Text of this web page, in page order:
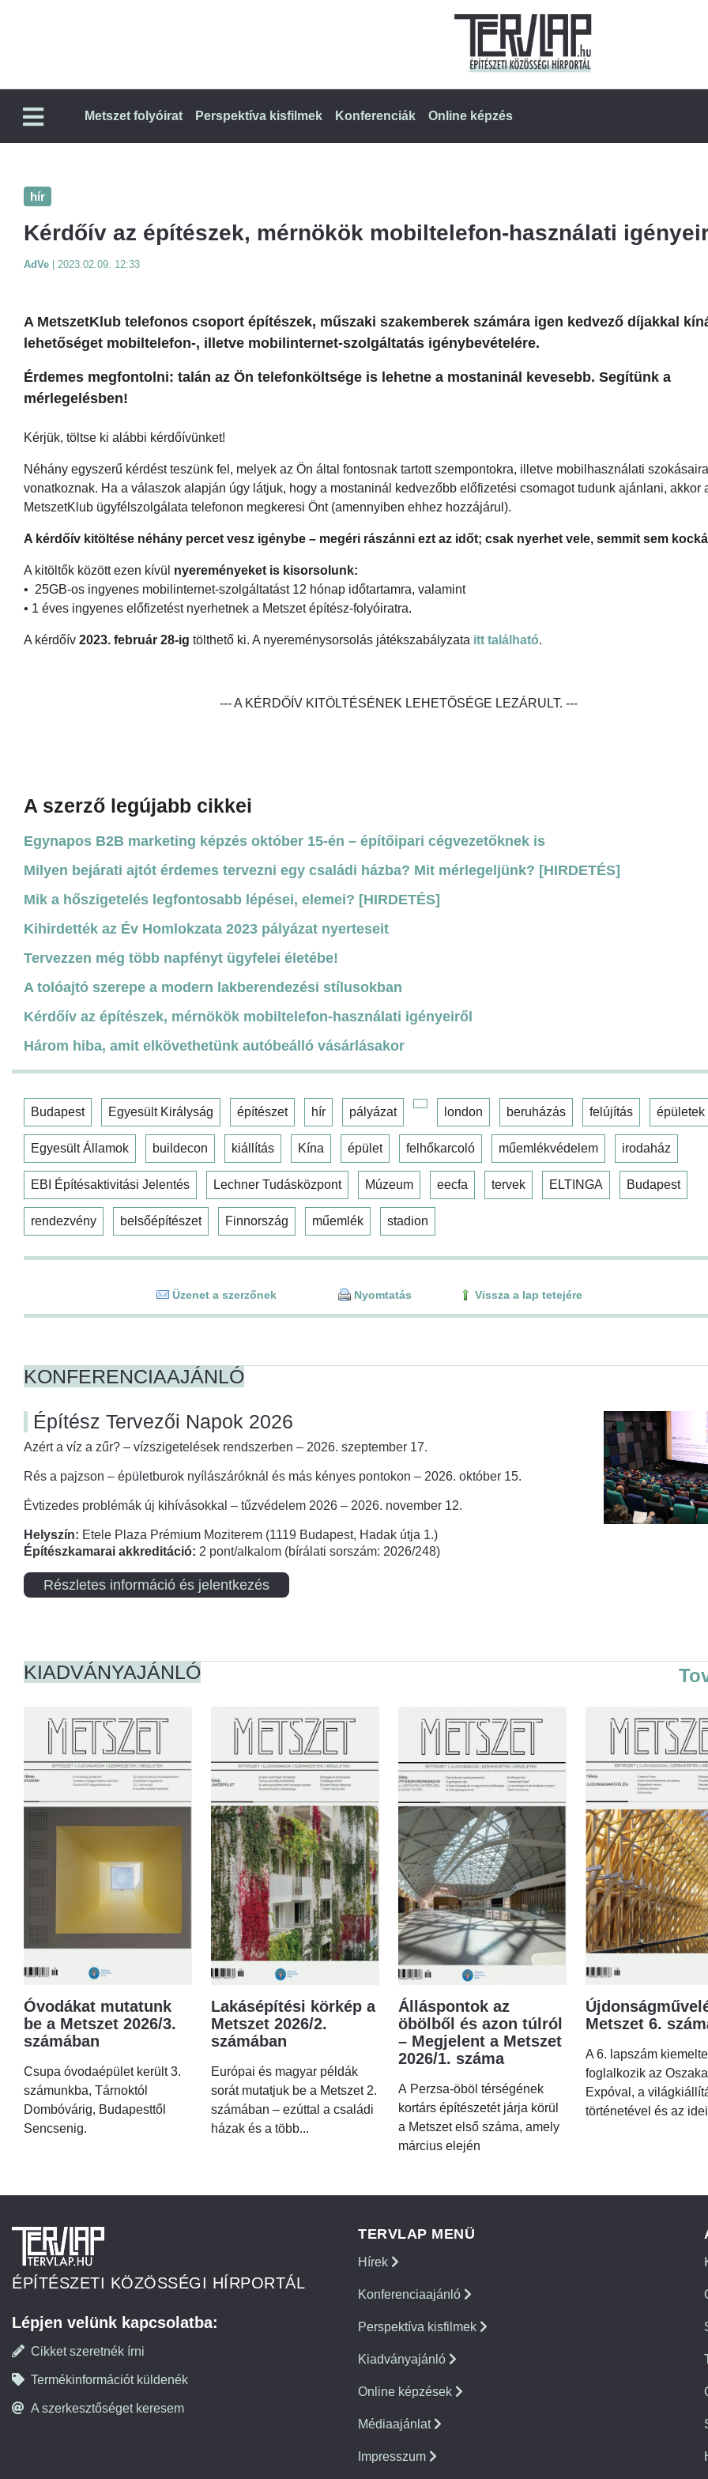
Metszet folyóirat Perspektíva kisfilmek Konferenciák Online képzés
hír
Kérdőív az építészek, mérnökök mobiltelefon-használati
AdVe 2023.02.09. 12:33
A MetszetKlub telefonos csoport építészek, műszaki szakemberek számára igen kedvező díjakkal
lehetőséget mobiltelefon-, illetve mobilinternet-szolgáltatás igénybevételére.
Érdemes megfontolni: talán az Ön telefonköltsége is lehetne a mostaninál kevesebb. Segítünk a
mérlegelésben!
Kérjük, töltse ki alábbi kérdőívünket!
Néhány egyszerű kérdést teszünk fel, melyek az Ön által fontosnak tartott szempontokra, illetve mobilhasználati szokásaira
vonatkoznak. Ha a válaszok alapján úgy látjuk, hogy a mostaninál kedvezőbb előfizetési csomagot tudunk ajánlani, akkor
MetszetKlub ügyfélszolgálata telefonon megkeresi Önt (amennyiben ehhez hozzájárul).
A kérdőív kitöltése néhány percet vesz igénybe – megéri rászánni ezt az időt; csak nyerhet vele, semmit sem
A kitöltők között ezen kívül nyereményeket is kisorsolunk:
• 25GB-os ingyenes mobilinternet-szolgáltatást 12 hónap időtartamra, valamint
• 1 éves ingyenes előfizetést nyerhetnek a Metszet építész-folyóiratra.
A kérdőív 2023. február 28-ig tölthető ki. A nyereménysorsolás játékszabályzata itt található.
--- A KÉRDŐÍV KITÖLTÉSÉNEK LEHETŐSÉGE LEZÁRULT. ---
A szerző legújabb cikkei
Egynapos B2B marketing képzés október 15-én – építőipari cégvezetőknek is
Milyen bejárati ajtót érdemes tervezni egy családi házba? Mit mérlegeljünk? [HIRDETÉS]
Mik a hőszigetelés legfontosabb lépései, elemei? [HIRDETÉS]
Kihirdették az Év Homlokzata 2023 pályázat nyerteseit
Tervezzen még több napfényt ügyfelei életébe!
A tolóajtó szerepe a modern lakberendezési stílusokban
Kérdőív az építészek, mérnökök mobiltelefon-használati igényeiről
Három hiba, amit elkövethetünk autóbeálló vásárlásakor
Budapest Egyesült Királyság építészet hír pályázat london beruházás felújítás épületek
Egyesült Államok buildecon kiállítás Kína épület felhőkarcoló műemlékvédelem irodaház
EBI Építésaktivitási Jelentés Lechner Tudásközpont Múzeum eecfa tervek ELTINGA Budapest
rendezvény belsőépítészet Finnország műemlék stadion
Üzenet a szerzőnek Nyomtatás Vissza a lap tetejére
KONFERENCIAAJÁNLÓ
Építész Tervezői Napok 2026
Azért a víz a zűr? – vízszigetelések rendszerben – 2026. szeptember 17.
Rés a pajzson – épületburok nyílászáróknál és más kényes pontokon – 2026. október 15.
Évtizedes problémák új kihívásokkal – tűzvédelem 2026 – 2026. november 12.
Helyszín: Etele Plaza Prémium Moziterem (1119 Budapest, Hadak útja 1.)
Építészkamarai akkreditáció: 2 pont/alkalom (bírálati sorszám: 2026/248)
Részletes információ és jelentkezés
KIADVÁNYAJÁNLÓ
Óvodákat mutatunk
be a Metszet 2026/3.
számában
Csupa óvodaépület került 3.
számunkba, Tárnoktól
Dombóvárig, Budapesttől
Sencsenig.
Lakásépítési körkép a
Metszet 2026/2.
számában
Európai és magyar példák
sorát mutatjuk be a Metszet 2.
számában – ezúttal a családi
házak és a több...
Álláspontok az
öbölből és azon túlról
– Megjelent a Metszet
2026/1. száma
A Perzsa-öböl térségének
kortárs építészetét járja körül
a Metszet első száma, amely
március elején
Metszet 6.
A 6. lapszám
foglalkozik az
Expóval, a
történetével és az
ÉPÍTÉSZETI KÖZÖSSÉGI HÍRPORTÁL
Lépjen velünk kapcsolatba:
Cikket szeretnék írni
Termékinformációt küldenék
A szerkesztőséget keresem
TERVLAP MENÜ
Hírek
Konferenciaajánló
Perspektíva kisfilmek
Kiadványajánló
Online képzések
Médiaajánlat
Impresszum